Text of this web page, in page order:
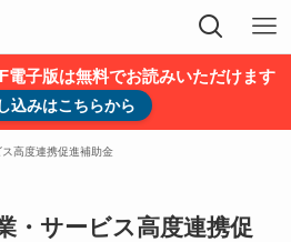
電子版は無料でお読みいただけます
込みはこちらから
高度連携促進補助金
・サービス高度連携促